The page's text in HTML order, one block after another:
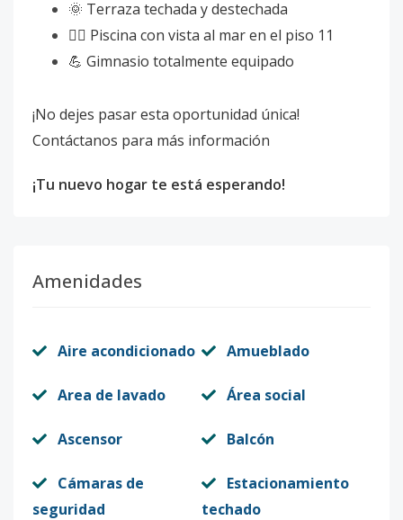
🌞 Terraza techada y destechada
🏊‍♂️ Piscina con vista al mar en el piso 11
💪 Gimnasio totalmente equipado
¡No dejes pasar esta oportunidad única!
Contáctanos para más información
¡Tu nuevo hogar te está esperando!
Amenidades
Aire acondicionado Amueblado
Area de lavado Área social
Ascensor Balcón
Cámaras de
seguridad
Estacionamiento
techado